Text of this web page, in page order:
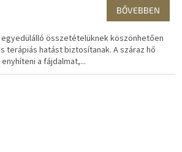
BŐVEBBEN
összetételüknek köszönhetően
terápiás hatást biztosítanak. A száraz hő
a fájdalmat,...